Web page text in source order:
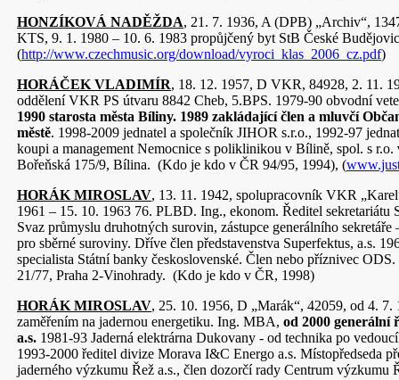
HONZÍKOVÁ NADĚŽDA, 21. 7. 1936, A (DPB) „Archiv“,
KTS, 9. 1. 1980 – 10. 6. 1983 propůjčený byt StB České
(http://www.czechmusic.org/download/vyroci_klas_2006_cz.pdf)
HORÁČEK VLADIMÍR, 18. 12. 1957, D VKR, 84928, 2. 11.
oddělení VKR PS útvaru 8842 Cheb, 5.BPS. 1979-90 obvodní
1990 starosta města Bíliny. 1989 zakládající člen a mluvčí
městě. 1998-2009 jednatel a společník JIHOR s.r.o., 1992-97
koupi a management Nemocnice s poliklinikou v Bílině, spol. s r.o.
Bořeňská 175/9, Bílina. (Kdo je kdo v ČR 94/95, 1994), (
HORÁK MIROSLAV, 13. 11. 1942, spolupracovník VKR
1961 – 15. 10. 1963 76. PLBD. Ing., ekonom. Ředitel
Svaz průmyslu druhotných surovin, zástupce generálního sekretáře
pro sběrné suroviny. Dříve člen představenstva Superfektus, a.s.
specialista Státní banky československé. Člen nebo příznivec
21/77, Praha 2-Vinohrady. (Kdo je kdo v ČR, 1998)
HORÁK MIROSLAV, 25. 10. 1956, D „Marák“, 42059, od 4. 7.
zaměřením na jadernou energetiku. Ing. MBA, od 2000
a.s. 1981-93 Jaderná elektrárna Dukovany - od technika po
1993-2000 ředitel divize Morava I&C Energo a.s. Místopředseda
jaderného výzkumu Řež a.s., člen dozorčí rady Centrum výzkumu